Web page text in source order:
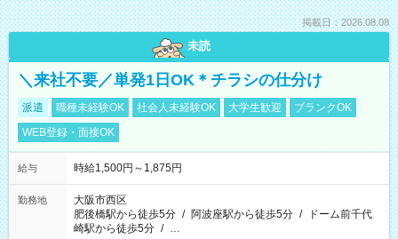
掲載日：2026.08.08
未読
＼来社不要／単発1日OK＊チラシの仕分け
派遣 職種未経験OK 社会人未経験OK 大学生歓迎
ブランクOK
WEB登録・面接OK
給与 時給1,500円～1,875円
勤務地
大阪市西区
肥後橋駅から徒歩5分 / 阿波座駅から徒歩5分 /
ドーム前千代
崎駅から徒歩5分 / …